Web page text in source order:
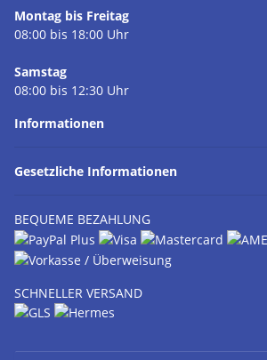
Montag bis Freitag
08:00 bis 18:00 Uhr
Samstag
08:00 bis 12:30 Uhr
Informationen
Gesetzliche Informationen
BEQUEME BEZAHLUNG
SCHNELLER VERSAND